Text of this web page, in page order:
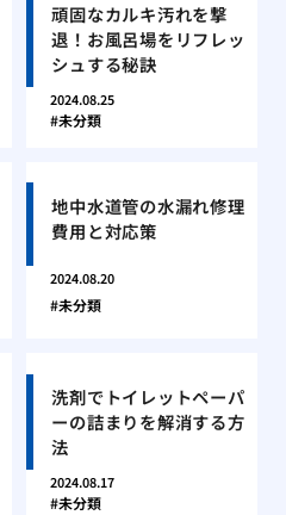
頑固なカルキ汚れを撃
退！お風呂場をリフレッ
シュする秘訣
2024.08.25
未分類
地中水道管の水漏れ修理
費用と対応策
2024.08.20
未分類
洗剤でトイレットペーパ
ーの詰まりを解消する方
法
2024.08.17
未分類